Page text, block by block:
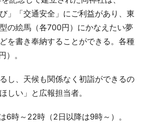
」「交通安全」にご利益があり、東
の絵馬（各700円）にかなえたい夢
を書き奉納することができる。各種
）。
し、天候も関係なく初詣ができるの
しい」と広報担当者。
6時～22時（2日以降は9時～）。